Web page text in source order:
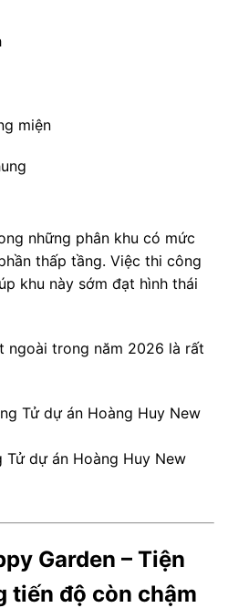
miện
những phân khu có mức
thấp tầng. Việc thi công
khu này sớm đạt hình thái
ngoài trong năm 2026 là rất
Tử dự án Hoàng Huy New
Garden – Tiện
tiến độ còn chậm